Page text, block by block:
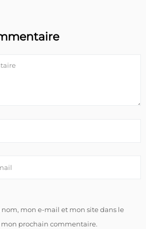
mon e-mail et mon site dans le
prochain commentaire.